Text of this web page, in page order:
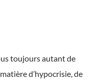
toujours autant de
d’hypocrisie, de